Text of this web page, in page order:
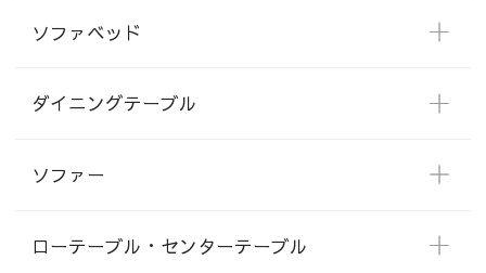
ソファベッド
ダイニングテーブル
ソファー
ローテーブル・センターテーブル